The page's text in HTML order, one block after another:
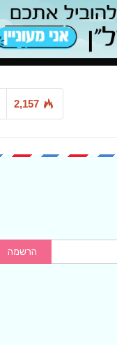
2,157
הרשמה